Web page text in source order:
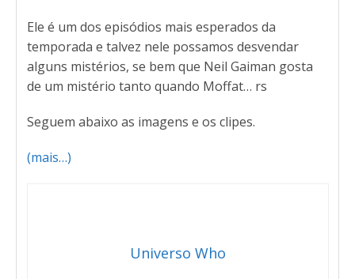
Ele é um dos episódios mais esperados da
temporada e talvez nele possamos desvendar
alguns mistérios, se bem que Neil Gaiman gosta
de um mistério tanto quando Moffat… rs
Seguem abaixo as imagens e os clipes.
(mais…)
Universo Who